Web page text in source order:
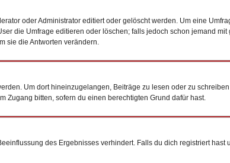
oder Administrator editiert oder gelöscht werden. Um eine
die Umfrage editieren oder löschen; falls jedoch schon jemand
sie die Antworten verändern.
Um dort hineinzugelangen, Beiträge zu lesen oder zu
Zugang bitten, sofern du einen berechtigten Grund dafür hast.
des Ergebnisses verhindert. Falls du dich registriert